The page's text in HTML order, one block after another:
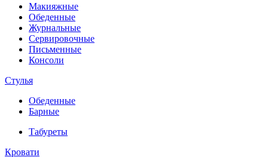
Макияжные
Обеденные
Журнальные
Сервировочные
Письменные
Консоли
Стулья
Обеденные
Барные
Табуреты
Кровати